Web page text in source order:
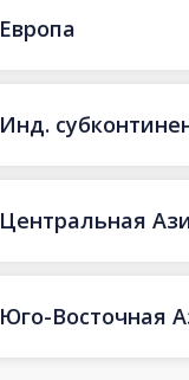
Европа
Инд.
Центральная
Юго-Восточная